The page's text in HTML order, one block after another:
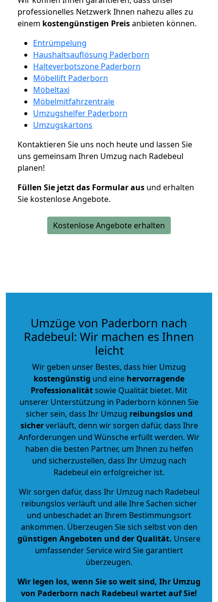
professionelles Netzwerk Ihnen nahezu alles zu
einem kostengünstigen Preisanbieten können.
Entrümpelung
Haushaltsauflösung Paderborn
Halteverbotszone Paderborn
Möbellift Paderborn
Möbeltaxi
Möbelmitfahrzentrale
Umzugshelfer Paderborn
Umzugskartons
Kontaktieren Sie uns noch heute und lassen Sie
uns gemeinsam Ihren Umzug nach Radebeul
planen!
Füllen Sie jetzt das Formular aus und erhalten
Sie kostenlose Angebote.
Kostenlose Angebote erhalten
Umzüge von Paderborn nach
Radebeul: Wir machen es Ihnen
leicht
Wir geben unser Bestes, dass hier Umzug
kostengünstig und eine hervorragende
Professionalitätsowie Qualität bietet. Mit
unserer Unterstützung in Paderborn können Sie
sicher sein, dass Ihr Umzug reibungslos und
sicherverläuft, denn wir sorgen dafür, dass Ihre
Anforderungen und Wünsche erfüllt werden. Wir
haben die besten Partner, um Ihnen zu helfen
und sicherzustellen, dass Ihr Umzug nach
Radebeul ein erfolgreicher ist.
Wir sorgen dafür, dass Ihr Umzug nach Radebeul
reibungslos verläuft und alle Ihre Sachen sicher
und unbeschadet an Ihrem Bestimmungsort
ankommen. Überzeugen Sie sich selbst von den
günstigen Angeboten und der Qualität. Unsere
umfassender Service wird Sie garantiert
überzeugen.
Wir legen los, wenn Sie so weit sind, Ihr Umzug
von Paderborn nach Radebeul wartet auf Sie!